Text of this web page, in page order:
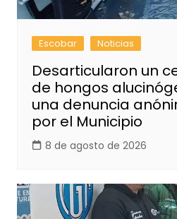
Escobar Noticias
Desarticularon un
de hongos
una denuncia
por el Municipio
8 de agosto de 2026